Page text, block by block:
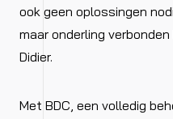
ook geen oplossingen
maar onderling
Didier.
Met BDC, een volledig